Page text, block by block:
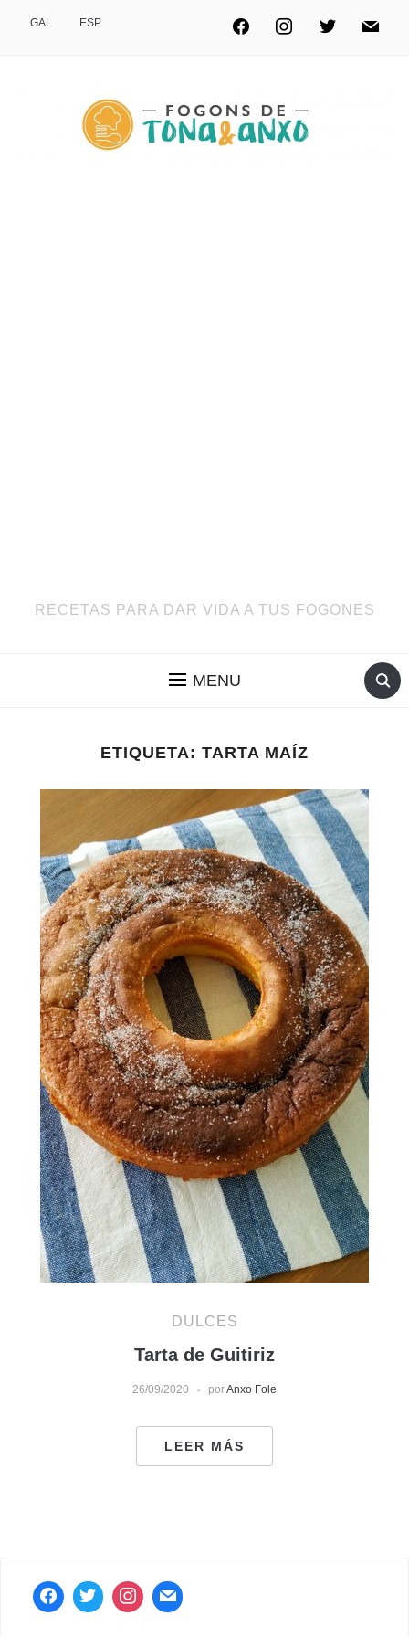
GAL ESP
RECETAS PARA DAR VIDA A TUS FOGONES
MENU
ETIQUETA: TARTA MAÍZ
DULCES
Tarta de Guitiriz
26/09/2020 porAnxo Fole
LEER MÁS